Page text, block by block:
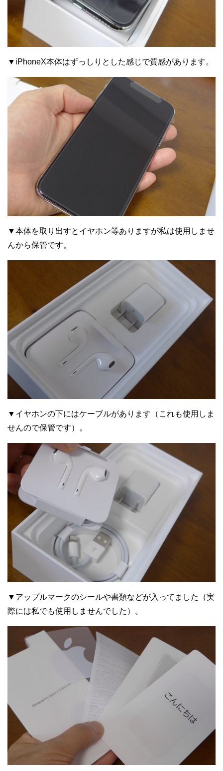
▼iPhoneX本体はずっしりとした感じで質感があります。
▼本体を取り出すとイヤホン等ありますが私は使用しませ
んから保管です。
▼イヤホンの下にはケーブルがあります（これも使用しま
せんので保管です）。
▼アップルマークのシールや書類などが入ってました（実
際には私でも使用しませんでした）。